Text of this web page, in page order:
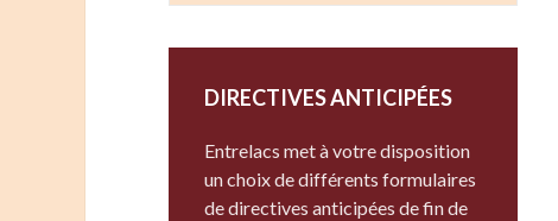
DIRECTIVES ANTICIPÉES
Entrelacs met à votre disposition
un choix de différents formulaires
de directives anticipées de fin de